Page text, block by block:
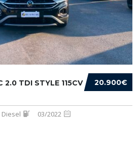
20.900€
2.0 TDI STYLE 115CV
Diesel 03/2022